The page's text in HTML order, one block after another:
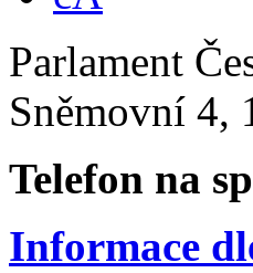
Parlament
Sněmovní 4,
Telefon na
Informace